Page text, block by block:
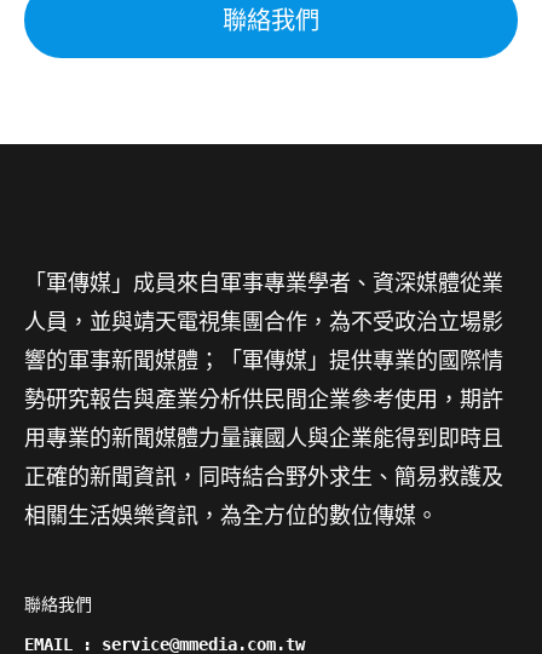
聯絡我們
「軍傳媒」成員來自軍事專業學者、資深媒體從業
人員，並與靖天電視集團合作，為不受政治立場影
響的軍事新聞媒體；「軍傳媒」提供專業的國際情
勢研究報告與產業分析供民間企業參考使用，期許
用專業的新聞媒體力量讓國人與企業能得到即時且
正確的新聞資訊，同時結合野外求生、簡易救護及
相關生活娛樂資訊，為全方位的數位傳媒。
聯絡我們
EMAIL : service@mmedia.com.tw